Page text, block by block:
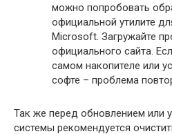
можно попробовать
официальной утилите
Microsoft. Загружайте
официального сайта.
самом накопителе или
софте – проблема
Так же перед обновлением или
системы рекомендуется